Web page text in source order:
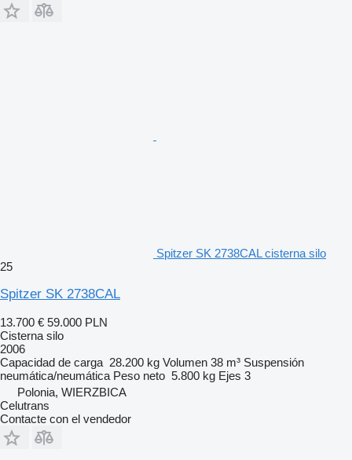
Spitzer SK 2738CAL cisterna silo
25
Spitzer SK 2738CAL
13.700 € 59.000 PLN
Cisterna silo
2006
Capacidad de carga 28.200 kg Volumen 38 m³ Suspensión
neumática/neumática Peso neto 5.800 kg Ejes 3
Polonia, WIERZBICA
Celutrans
Contacte con el vendedor